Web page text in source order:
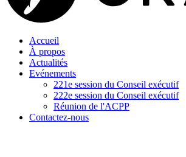
Accueil
À propos
Actualités
Evénements
221e session du Conseil exécutif
222e session du Conseil exécutif
Réunion de l'ACPP
Contactez-nous